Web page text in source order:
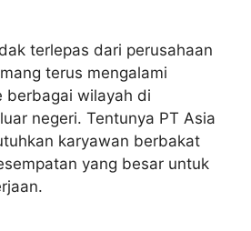
terlepas dari perusahaan
terus mengalami
berbagai wilayah di
negeri. Tentunya PT Asia
karyawan berbakat
yang besar untuk